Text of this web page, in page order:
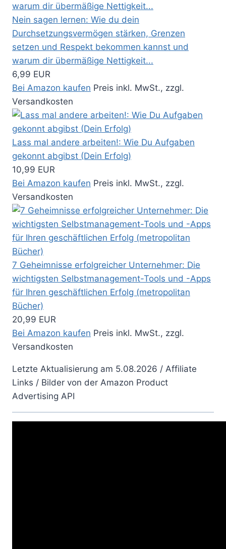
Nein sagen lernen: Wie du dein
Durchsetzungsvermögen stärken, Grenzen
setzen und Respekt bekommen kannst und
warum dir übermäßige Nettigkeit...
6,99 EUR
Bei Amazon kaufen Preis inkl. MwSt., zzgl.
Versandkosten
Lass mal andere arbeiten!: Wie Du Aufgaben
gekonnt abgibst (Dein Erfolg)
10,99 EUR
Bei Amazon kaufen Preis inkl. MwSt., zzgl.
Versandkosten
7 Geheimnisse erfolgreicher Unternehmer: Die
wichtigsten Selbstmanagement-Tools und -Apps
für Ihren geschäftlichen Erfolg (metropolitan
Bücher)
20,99 EUR
Bei Amazon kaufen Preis inkl. MwSt., zzgl.
Versandkosten
Letzte Aktualisierung am 5.08.2026 / Affiliate
Links / Bilder von der Amazon Product
Advertising API